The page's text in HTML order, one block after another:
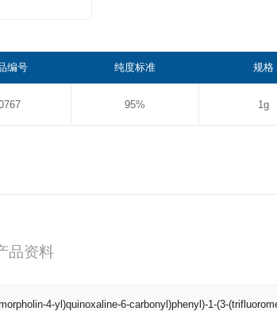
编号 纯度标准 规格
95% 1g
品资料
4-yl)quinoxaline-6-carbonyl)phenyl)-1-(3-